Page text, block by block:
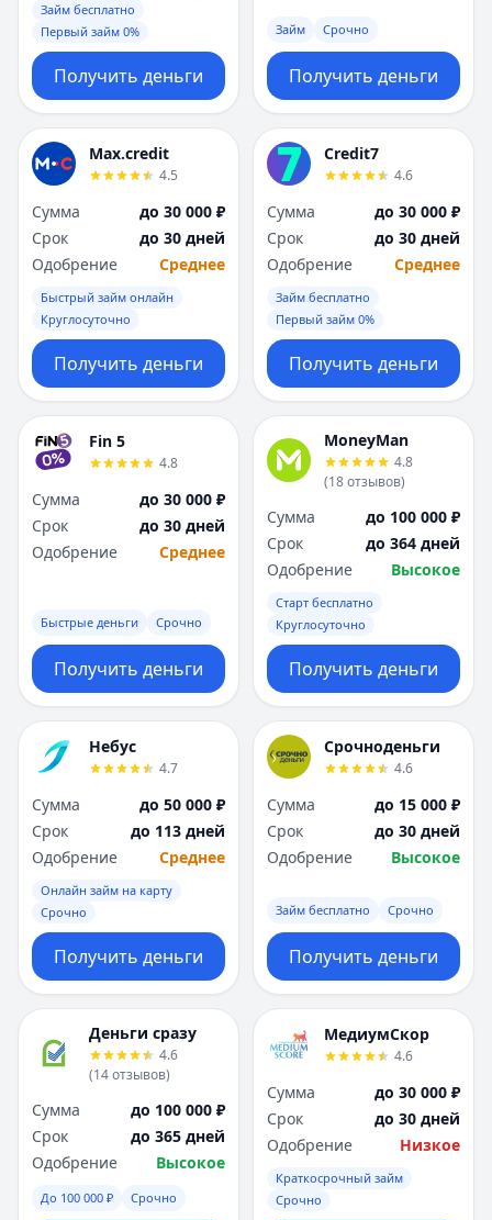
Х
Хабаровск
Ч
Чебоксары
Челябинск
Чита
Я
Ярославль
Вся Россия
Х
Хабаровск
Ч
Чебоксары
Челябинск
Чита
Я
Ярославль
Вся Россия
Займ бесплатно
Первый займ 0%
Получить деньги
Займ Срочно
Получить деньги
Max.credit
4.5
Сумма
до 30 000 ₽
Срок
до 30 дней
Одобрение
Среднее
Быстрый займ онлайн
Круглосуточно
Получить деньги
Credit7
4.6
Сумма
до 30 000 ₽
Срок
до 30 дней
Одобрение
Среднее
Займ бесплатно
Первый займ 0%
Получить деньги
Fin 5
4.8
Сумма
до 30 000 ₽
Срок
до 30 дней
Одобрение
Среднее
Быстрые деньги Срочно
Получить деньги
MoneyMan
4.8
(18отзывов)
Сумма
до 100 000 ₽
Срок
до 364 дней
Одобрение
Высокое
Старт бесплатно
Круглосуточно
Получить деньги
Небус
4.7
Сумма
до 50 000 ₽
Срок
до 113 дней
Одобрение
Среднее
Онлайн займ на карту
Срочно
Получить деньги
Срочноденьги
4.6
Сумма
до 15 000 ₽
Срок
до 30 дней
Одобрение
Высокое
Займ бесплатно Срочно
Получить деньги
Деньги сразу
4.6
(14отзывов)
Сумма
до 100 000 ₽
Срок
до 365 дней
Одобрение
Высокое
До 100 000 ₽ Срочно
МедиумСкор
4.6
Сумма
до 30 000 ₽
Срок
до 30 дней
Одобрение
Низкое
Краткосрочный займ
Срочно